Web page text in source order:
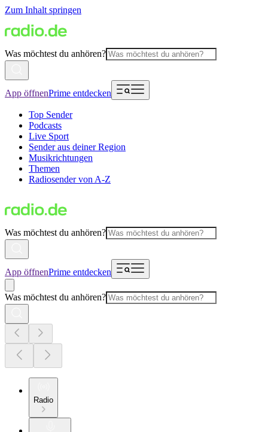
Zum Inhalt springen
Was möchtest du anhören?
App öffnenPrime entdecken
Top Sender
Podcasts
Live Sport
Sender aus deiner Region
Musikrichtungen
Themen
Radiosender von A-Z
Was möchtest du anhören?
App öffnenPrime entdecken
Was möchtest du anhören?
Radio